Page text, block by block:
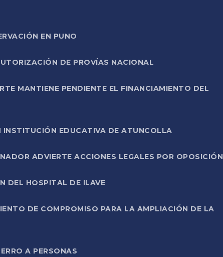
EN PUNO
DE PROVÍAS NACIONAL
MANTIENE PENDIENTE EL FINANCIAMIENTO DEL
INSTITUCIÓN EDUCATIVA DE ATUNCOLLA
ADVIERTE ACCIONES LEGALES POR OPOSICIÓN
DEL HOSPITAL DE ILAVE
DE COMPROMISO PARA LA AMPLIACIÓN DE LA
A PERSONAS